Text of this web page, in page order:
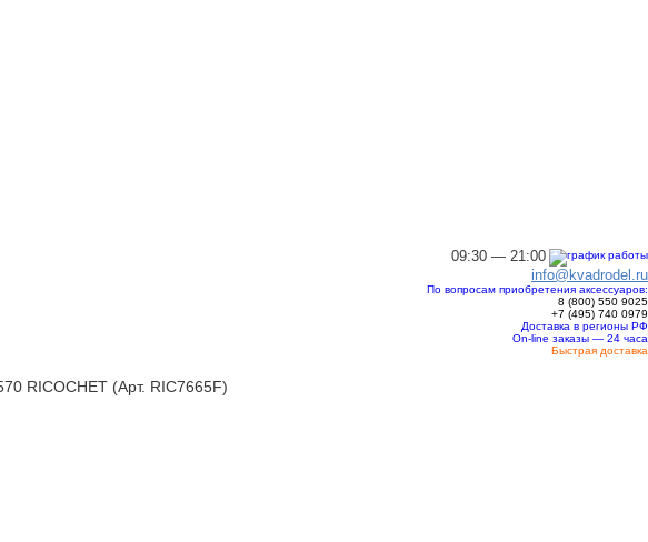
09:30 — 21:00
info@kvadrodel.ru
По вопросам приобретения аксессуаров:
8 (800) 550 9025
+7 (495) 740 0979
Доставка в регионы РФ
On-line заказы — 24 часа
Быстрая доставка
(Арт. RIC7665F)